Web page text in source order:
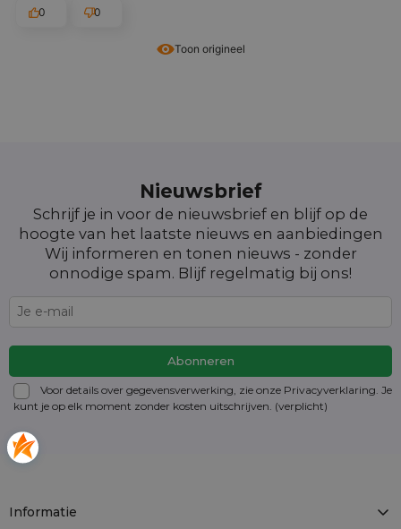
Toon origineel
0
0
Nieuwsbrief
Schrijf je in voor de nieuwsbrief en blijf op de
hoogte van het laatste nieuws en aanbiedingen
Wij informeren en tonen nieuws - zonder
onnodige spam. Blijf regelmatig bij ons!
Voor details over gegevensverwerking, zie onze Privacyverklaring. Je
kunt je op elk moment zonder kosten uitschrijven. (verplicht)
Informatie